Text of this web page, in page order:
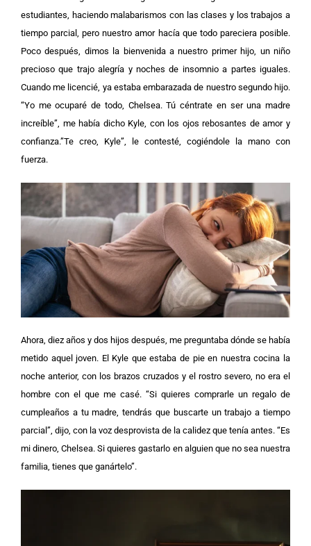
estudiantes, haciendo malabarismos con las clases y los trabajos a
tiempo parcial, pero nuestro amor hacía que todo pareciera posible.
Poco después, dimos la bienvenida a nuestro primer hijo, un niño
precioso que trajo alegría y noches de insomnio a partes iguales.
Cuando me licencié, ya estaba embarazada de nuestro segundo hijo.
“Yo me ocuparé de todo, Chelsea. Tú céntrate en ser una madre
increíble”, me había dicho Kyle, con los ojos rebosantes de amor y
confianza.”Te creo, Kyle”, le contesté, cogiéndole la mano con
fuerza.
Ahora, diez años y dos hijos después, me preguntaba dónde se había
metido aquel joven. El Kyle que estaba de pie en nuestra cocina la
noche anterior, con los brazos cruzados y el rostro severo, no era el
hombre con el que me casé. “Si quieres comprarle un regalo de
cumpleaños a tu madre, tendrás que buscarte un trabajo a tiempo
parcial”, dijo, con la voz desprovista de la calidez que tenía antes. “Es
mi dinero, Chelsea. Si quieres gastarlo en alguien que no sea nuestra
familia, tienes que ganártelo”.